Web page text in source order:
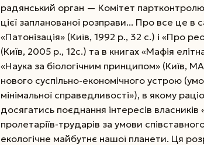
радянський орган — Комітет
цієї запланованої розправи... Про все це
«Патонізація» (Київ, 1992 р., 32 с.) і «Про
(Київ, 2005 р., 12с.) та в книгах «Мафія
«Наука за біологічним принципом» (Київ,
нового суспільно-економічного устрою
мінімальної справедливості»), в якому
досягатись поєднання інтересів
пролетаріїв-трударів за умови
екологічне майбутнє нашої планети. Ця